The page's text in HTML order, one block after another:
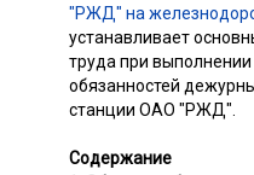
"РЖД" на
устанавливает
труда при
обязанностей
станции ОАО "РЖД".
Содержание